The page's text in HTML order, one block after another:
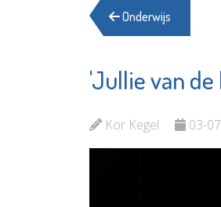
Onderwijs
'Jullie van
Kor Kegel 03-
Bekijk de pagina